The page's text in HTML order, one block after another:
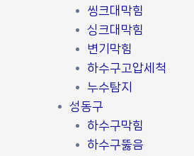
씽크대막힘
싱크대막힘
변기막힘
하수구고압세척
누수탐지
성동구
하수구막힘
하수구뚫음